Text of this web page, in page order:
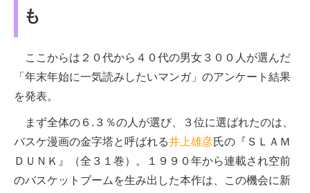
も
ここからは２０代から４０代の男女３００人が選んだ
「年末年始に一気読みしたいマンガ」のアンケート結果
を発表。
まず全体の６.３％の人が選び、３位に選ばれたのは、
バスケ漫画の金字塔と呼ばれる井上雄彦氏の『ＳＬＡＭ
ＤＵＮＫ』（全３１巻）。１９９０年から連載され空前
のバスケットブームを生み出した本作は、この機会に新